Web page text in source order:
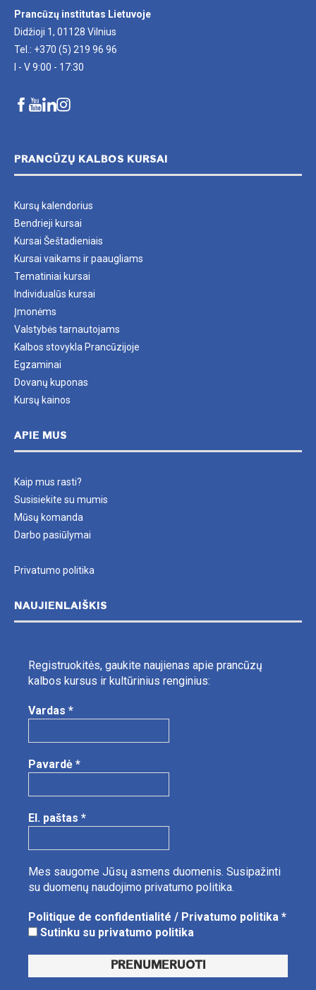
Prancūzų institutas Lietuvoje
Didžioji 1, 01128 Vilnius
Tel.: +370 (5) 219 96 96
I - V 9:00 - 17:30
PRANCŪZŲ KALBOS KURSAI
Kursų kalendorius
Bendrieji kursai
Kursai Šeštadieniais
Kursai vaikams ir paaugliams
Tematiniai kursai
Individualūs kursai
Įmonėms
Valstybės tarnautojams
Kalbos stovykla Prancūzijoje
Egzaminai
Dovanų kuponas
Kursų kainos
APIE MUS
Kaip mus rasti?
Susisiekite su mumis
Mūsų komanda
Darbo pasiūlymai
Privatumo politika
NAUJIENLAIŠKIS
Registruokitės, gaukite naujienas apie prancūzų
kalbos kursus ir kultūrinius renginius:
Vardas *
Pavardė *
El. paštas *
Mes saugome Jūsų asmens duomenis. Susipažinti
su duomenų naudojimo privatumo politika.
Politique de confidentialité / Privatumo politika *
Sutinku su privatumo politika